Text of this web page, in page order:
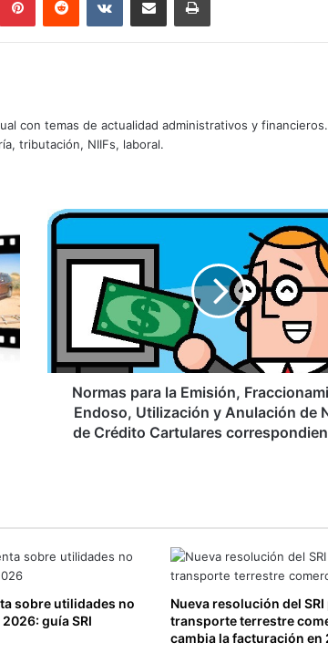
con temas de actualidad administrativos y
tributación, NIIFs, laboral.
Normas
Fraccionamiento,
Utilización
Anulación
Notas
Normas para la Emisión,
Endoso, Utilización y Anulación de
de Crédito Cartulares
sobre utilidades no
guía SRI
Nueva resolución del SRI
transporte terrestre
cambia la facturación en